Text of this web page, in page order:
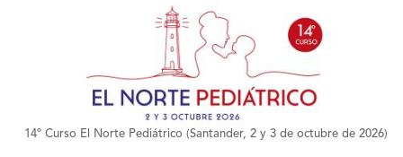
+
14º Curso El Norte Pediátrico (Santander, 2 y 3 de octubre de 2026)